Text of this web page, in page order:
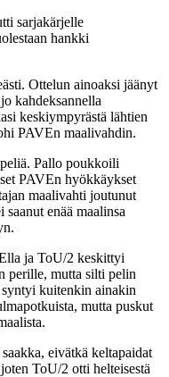
sarjakärjelle
hankki
Ottelun ainoaksi jäänyt
kahdeksannella
keskiympyrästä lähtien
PAVEn maalivahdin.
Pallo poukkoili
PAVEn hyökkäykset
maalivahti joutunut
enää maalinsa
ja ToU/2 keskittyi
perille, mutta silti pelin
kuitenkin ainakin
mutta puskut
eivätkä keltapaidat
ToU/2 otti helteisestä